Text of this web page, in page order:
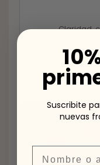
Claridad,
#divine
Suscribite
nuevas